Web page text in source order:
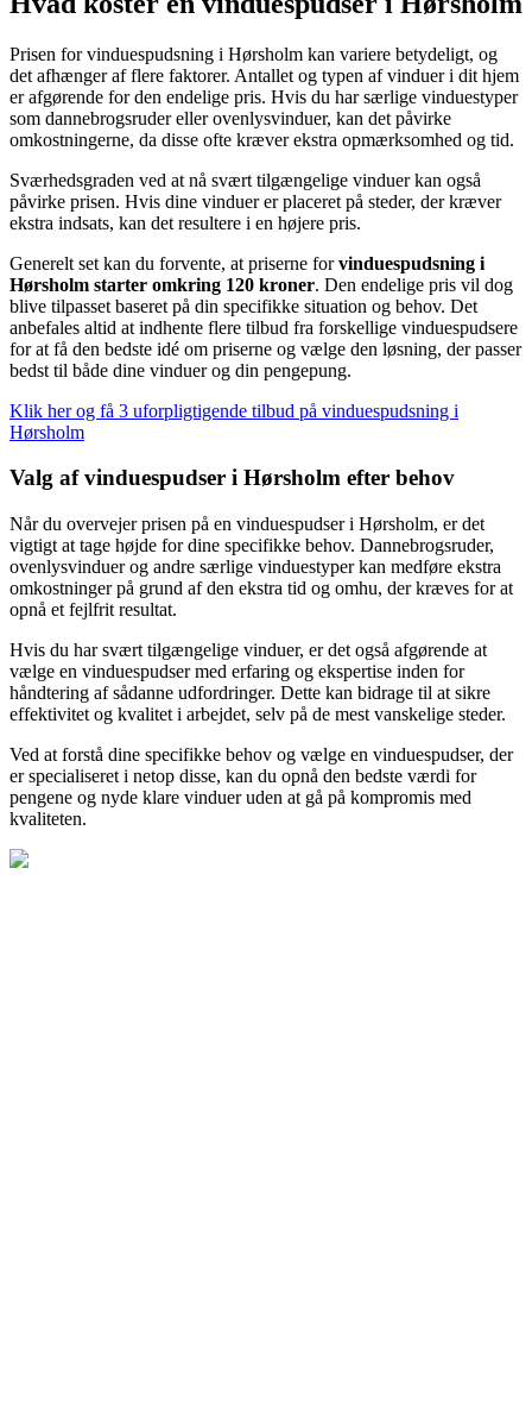
Prisen for vinduespudsning i Hørsholm kan variere betydeligt, og
det afhænger af flere faktorer. Antallet og typen af vinduer i dit hjem
er afgørende for den endelige pris. Hvis du har særlige vinduestyper
som dannebrogsruder eller ovenlysvinduer, kan det påvirke
omkostningerne, da disse ofte kræver ekstra opmærksomhed og tid.
Sværhedsgraden ved at nå svært tilgængelige vinduer kan også
påvirke prisen. Hvis dine vinduer er placeret på steder, der kræver
ekstra indsats, kan det resultere i en højere pris.
Generelt set kan du forvente, at priserne forvinduespudsning i
Hørsholm starter omkring 120 kroner. Den endelige pris vil dog
blive tilpasset baseret på din specifikke situation og behov. Det
anbefales altid at indhente flere tilbud fra forskellige vinduespudsere
for at få den bedste idé om priserne og vælge den løsning, der passer
bedst til både dine vinduer og din pengepung.
Klik her og få 3 uforpligtigende tilbud på vinduespudsning i
Hørsholm
Valg af vinduespudser i Hørsholm efter behov
Når du overvejer prisen på en vinduespudser i Hørsholm, er det
vigtigt at tage højde for dine specifikke behov. Dannebrogsruder,
ovenlysvinduer og andre særlige vinduestyper kan medføre ekstra
omkostninger på grund af den ekstra tid og omhu, der kræves for at
opnå et fejlfrit resultat.
Hvis du har svært tilgængelige vinduer, er det også afgørende at
vælge en vinduespudser med erfaring og ekspertise inden for
håndtering af sådanne udfordringer. Dette kan bidrage til at sikre
effektivitet og kvalitet i arbejdet, selv på de mest vanskelige steder.
Ved at forstå dine specifikke behov og vælge en vinduespudser, der
er specialiseret i netop disse, kan du opnå den bedste værdi for
pengene og nyde klare vinduer uden at gå på kompromis med
kvaliteten.